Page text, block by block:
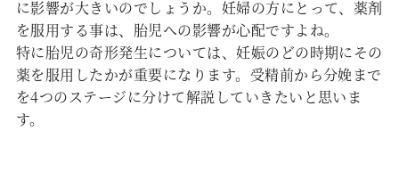
に影響が大きいのでしょうか。妊婦の方にとって、薬剤
を服用する事は、胎児への影響が心配ですよね。
特に胎児の奇形発生については、妊娠のどの時期にその
薬を服用したかが重要になります。受精前から分娩まで
を4つのステージに分けて解説していきたいと思いま
す。